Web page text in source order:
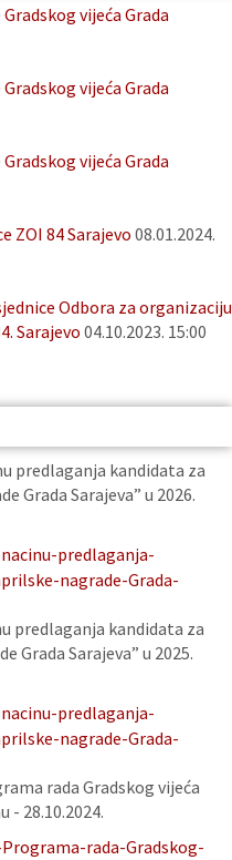
vijeća Grada
vijeća Grada
vijeća Grada
ZOI 84 Sarajevo 08.01.2024.
Odbora za organizaciju
Sarajevo 04.10.2023. 15:00
predlaganja kandidata za
Grada Sarajeva” u 2026.
predlaganja-
nagrade-Grada-
predlaganja kandidata za
Grada Sarajeva” u 2025.
predlaganja-
nagrade-Grada-
rada Gradskog vijeća
- 28.10.2024.
rada-Gradskog-